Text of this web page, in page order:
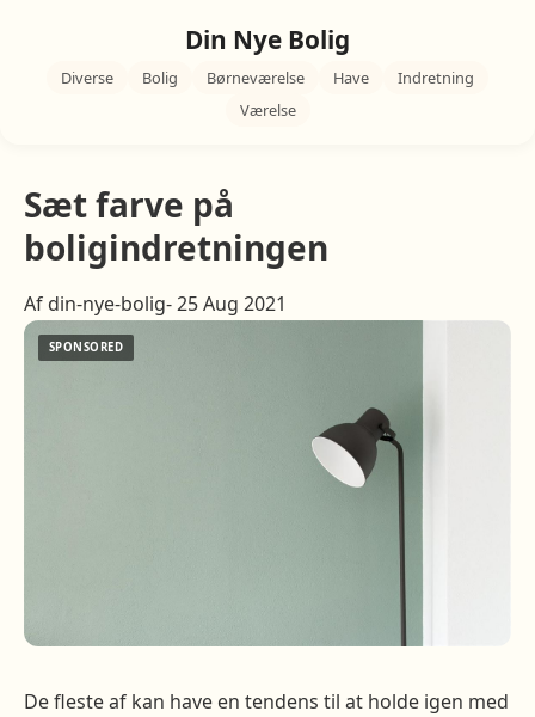
Din Nye Bolig
Diverse Bolig Børneværelse Have
Indretning
Værelse
Sæt farve på
boligindretningen
Af din-nye-bolig- 25 Aug 2021
De fleste af kan have en tendens til at holde igen med